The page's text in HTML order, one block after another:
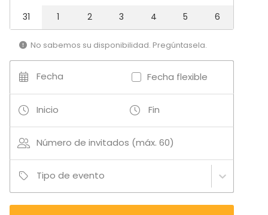
Casa tradicional / Finca
31
1 2 3 4 5 6
No sabemos su disponibilidad. Pregúntasela.
Fecha Fecha flexible
Inicio Fin
Número de invitados (máx. 60)
Tipo de evento